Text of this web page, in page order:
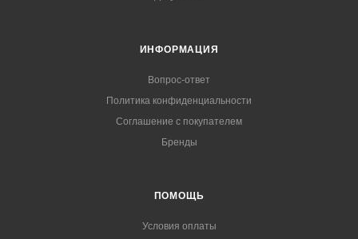
ИНФОРМАЦИЯ
Вопрос-ответ
Политика конфиденциальности
Соглашение с покупателем
Бренды
ПОМОЩЬ
Условия оплаты